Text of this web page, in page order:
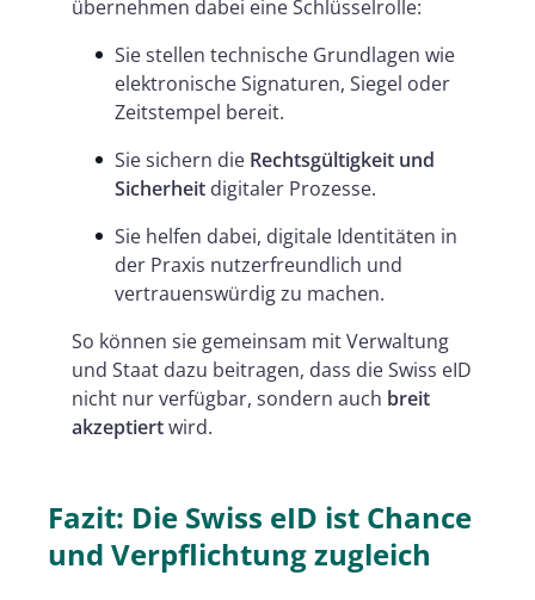
übernehmen dabei eine Schlüsselrolle:
Sie stellen technische Grundlagen wie
elektronische Signaturen, Siegel oder
Zeitstempel bereit.
Sie sichern die Rechtsgültigkeit und
Sicherheit digitaler Prozesse.
Sie helfen dabei, digitale Identitäten in
der Praxis nutzerfreundlich und
vertrauenswürdig zu machen.
So können sie gemeinsam mit Verwaltung
und Staat dazu beitragen, dass die Swiss eID
nicht nur verfügbar, sondern auch breit
akzeptiertwird.
Fazit: Die Swiss eID ist Chance
und Verpflichtung zugleich